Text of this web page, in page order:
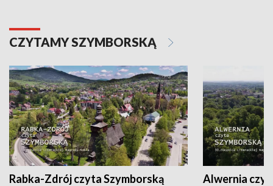
CZYTAMY SZYMBORSKĄ
Rabka-Zdrój czyta Szymborską Alwernia